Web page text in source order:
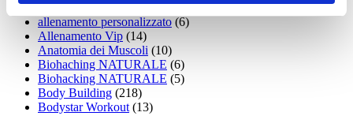
Allenamento in casa(113)
allenamento personalizzato (6)
Allenamento Vip (14)
Anatomia dei Muscoli (10)
Biohaching NATURALE (6)
Biohacking NATURALE (5)
Body Building (218)
Bodystar Workout(13)